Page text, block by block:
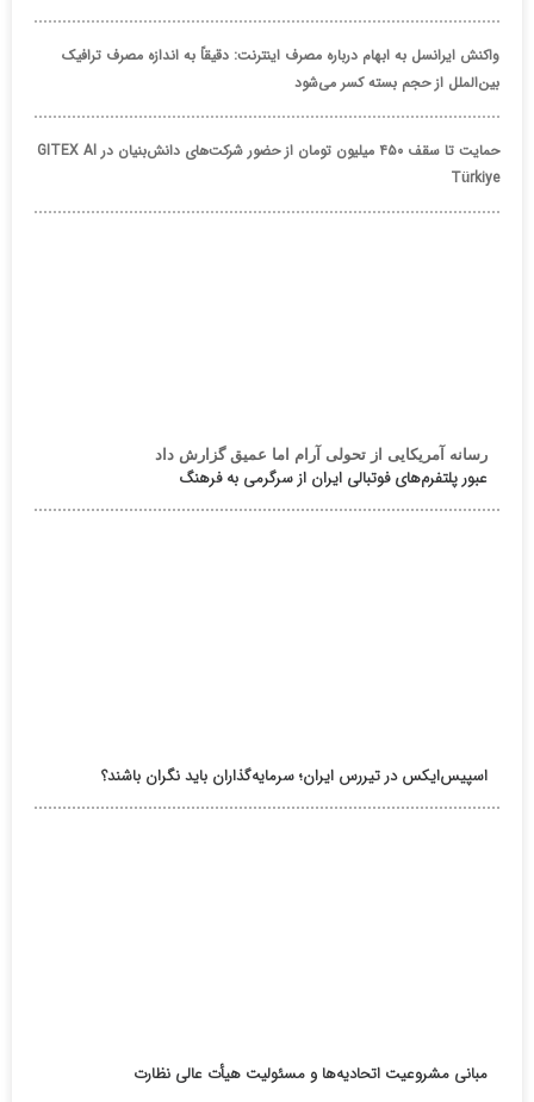
واکنش ایرانسل به ابهام درباره مصرف اینترنت: دقیقاً به اندازه مصرف ترافیک
بین‌الملل از حجم بسته کسر می‌شود
حمایت تا سقف ۴۵۰ میلیون تومان از حضور شرکت‌های دانش‌بنیان در GITEX AI
Türkiye
رسانه آمریکایی از تحولی آرام اما عمیق گزارش داد
عبور پلتفرم‌های فوتبالی ایران از سرگرمی به فرهنگ
اسپیس‌ایکس در تیررس ایران؛ سرمایه‌گذاران باید نگران باشند؟
مبانی مشروعیت اتحادیه‌ها و مسئولیت هیأت عالی نظارت